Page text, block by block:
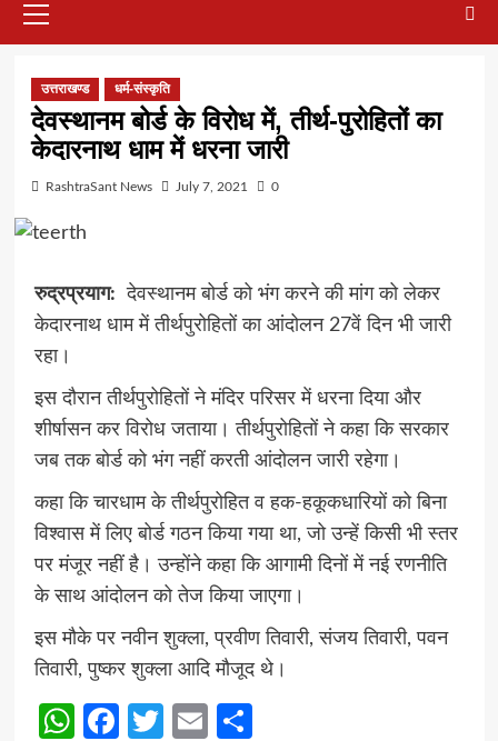
Menu
उत्तराखण्ड धर्म-संस्कृति
देवस्थानम बोर्ड के विरोध में, तीर्थ-पुरोहितों का
केदारनाथ धाम में धरना जारी
RashtraSant News July 7, 2021 0
रुद्रप्रयाग: देवस्थानम बोर्ड को भंग करने की मांग को लेकर
केदारनाथ धाम में तीर्थपुरोहितों का आंदोलन 27वें दिन भी जारी
रहा।
इस दौरान तीर्थपुरोहितों ने मंदिर परिसर में धरना दिया और
शीर्षासन कर विरोध जताया। तीर्थपुरोहितों ने कहा कि सरकार
जब तक बोर्ड को भंग नहीं करती आंदोलन जारी रहेगा।
कहा कि चारधाम के तीर्थपुरोहित व हक-हकूकधारियों को बिना
विश्वास में लिए बोर्ड गठन किया गया था, जो उन्हें किसी भी स्तर
पर मंजूर नहीं है। उन्होंने कहा कि आगामी दिनों में नई रणनीति
के साथ आंदोलन को तेज किया जाएगा।
इस मौके पर नवीन शुक्ला, प्रवीण तिवारी, संजय तिवारी, पवन
तिवारी, पुष्कर शुक्ला आदि मौजूद थे।
WhatsApp
Facebook
Twitter
Email